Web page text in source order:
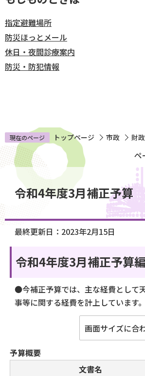
指定避難場所
防災ほっとメール
休日・夜間診療案内
防災・防犯情報
現在のページ トップページ 市政 財
ペ
令和4年度3月補正予算
最終更新日：2023年2月15日
令和4年度3月補正予算
●今補正予算では、主な経費として
事等に関する経費を計上しています。
画面サイズに合
予算概要
文書名